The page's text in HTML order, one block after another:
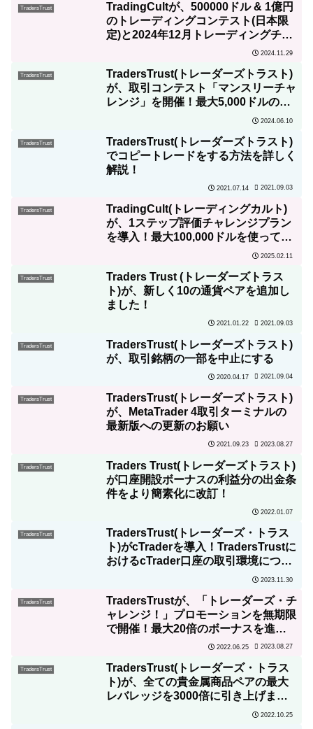
TradersTrust
TradingCultが、500000ドル & 1億円
のトレーディングコンテスト(日本限
定)と2024年12月トレーディングチャ
レンジ（全世界対象）を開催！2024.11.29
TradersTrust
TradersTrust(トレーダーズトラスト)
が、取引コンテスト「マンスリーチャ
レンジ」を開催！最大5,000ドルの賞
2024.06.10
TradersTrust
TradersTrust(トレーダーズトラスト)
でコピートレードをする方法を詳しく
解説！
2021.07.14 2021.09.03
TradersTrust
TradingCult(トレーディングカルト)
が、1ステップ評価チャレンジプラン
を導入！最大100,000ドルを使ってノ
2025.02.11
TradersTrust
Traders Trust (トレーダーズトラス
ト)が、新しく10の通貨ペアを追加し
ました！
2021.01.22 2021.09.03
TradersTrust
TradersTrust(トレーダーズトラスト)
が、取引銘柄の一部を中止にする
2020.04.17 2021.09.04
TradersTrust
TradersTrust(トレーダーズトラスト)
が、MetaTrader 4取引ターミナルの
最新版への更新のお願い
2021.09.23 2023.08.27
TradersTrust
Traders Trust(トレーダーズトラスト)
が口座開設ボーナスの利益分の出金条
件をより簡素化に改訂！
2022.01.07
TradersTrust
TradersTrust(トレーダーズ・トラス
ト)がcTraderを導入！TradersTrustに
おけるcTrader口座の取引環境につい
2023.11.30
TradersTrust
TradersTrustが、「トレーダーズ・チ
ャレンジ！」プロモーションを無期限
で開催！最大20倍のボーナスを進
2022.06.25 2023.08.27
TradersTrust
TradersTrust(トレーダーズ・トラス
ト)が、全ての貴金属商品ペアの最大
レバレッジを3000倍に引き上げまし
2022.10.25